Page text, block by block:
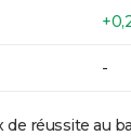
-
de réussite au